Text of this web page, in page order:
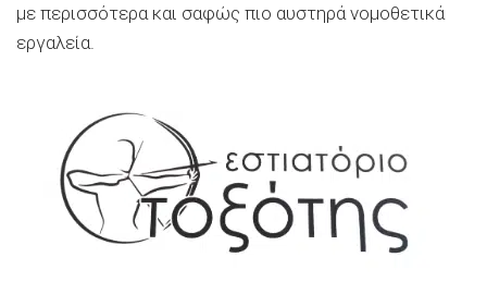
με περισσότερα και σαφώς πιο αυστηρά νομοθετικά
εργαλεία.